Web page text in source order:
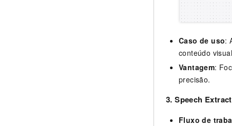
Caso de uso:
conteúdo
Vantagem:
precisão.
3. Speech
Fluxo de